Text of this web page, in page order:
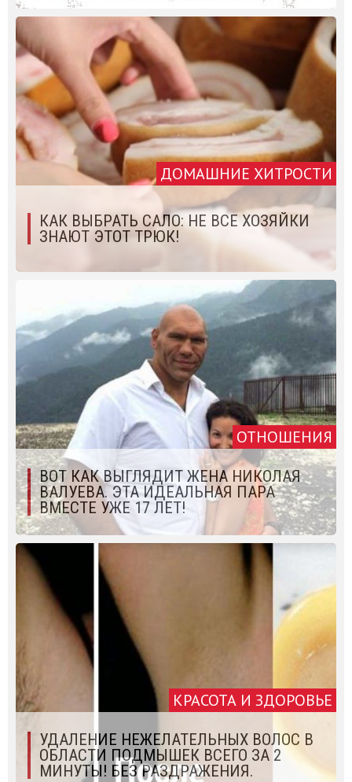
ДОМАШНИЕ ХИТРОСТИ
КАК ВЫБРАТЬ САЛО: НЕ ВСЕ ХОЗЯЙКИ
ЗНАЮТ ЭТОТ ТРЮК!
ОТНОШЕНИЯ
ВОТ КАК ВЫГЛЯДИТ ЖЕНА НИКОЛАЯ
ВАЛУЕВА. ЭТА ИДЕАЛЬНАЯ ПАРА
ВМЕСТЕ УЖЕ 17 ЛЕТ!
КРАСОТА И ЗДОРОВЬЕ
УДАЛЕНИЕ НЕЖЕЛАТЕЛЬНЫХ ВОЛОС В
ОБЛАСТИ ПОДМЫШЕК ВСЕГО ЗА 2
МИНУТЫ! БЕЗ РАЗДРАЖЕНИЯ.